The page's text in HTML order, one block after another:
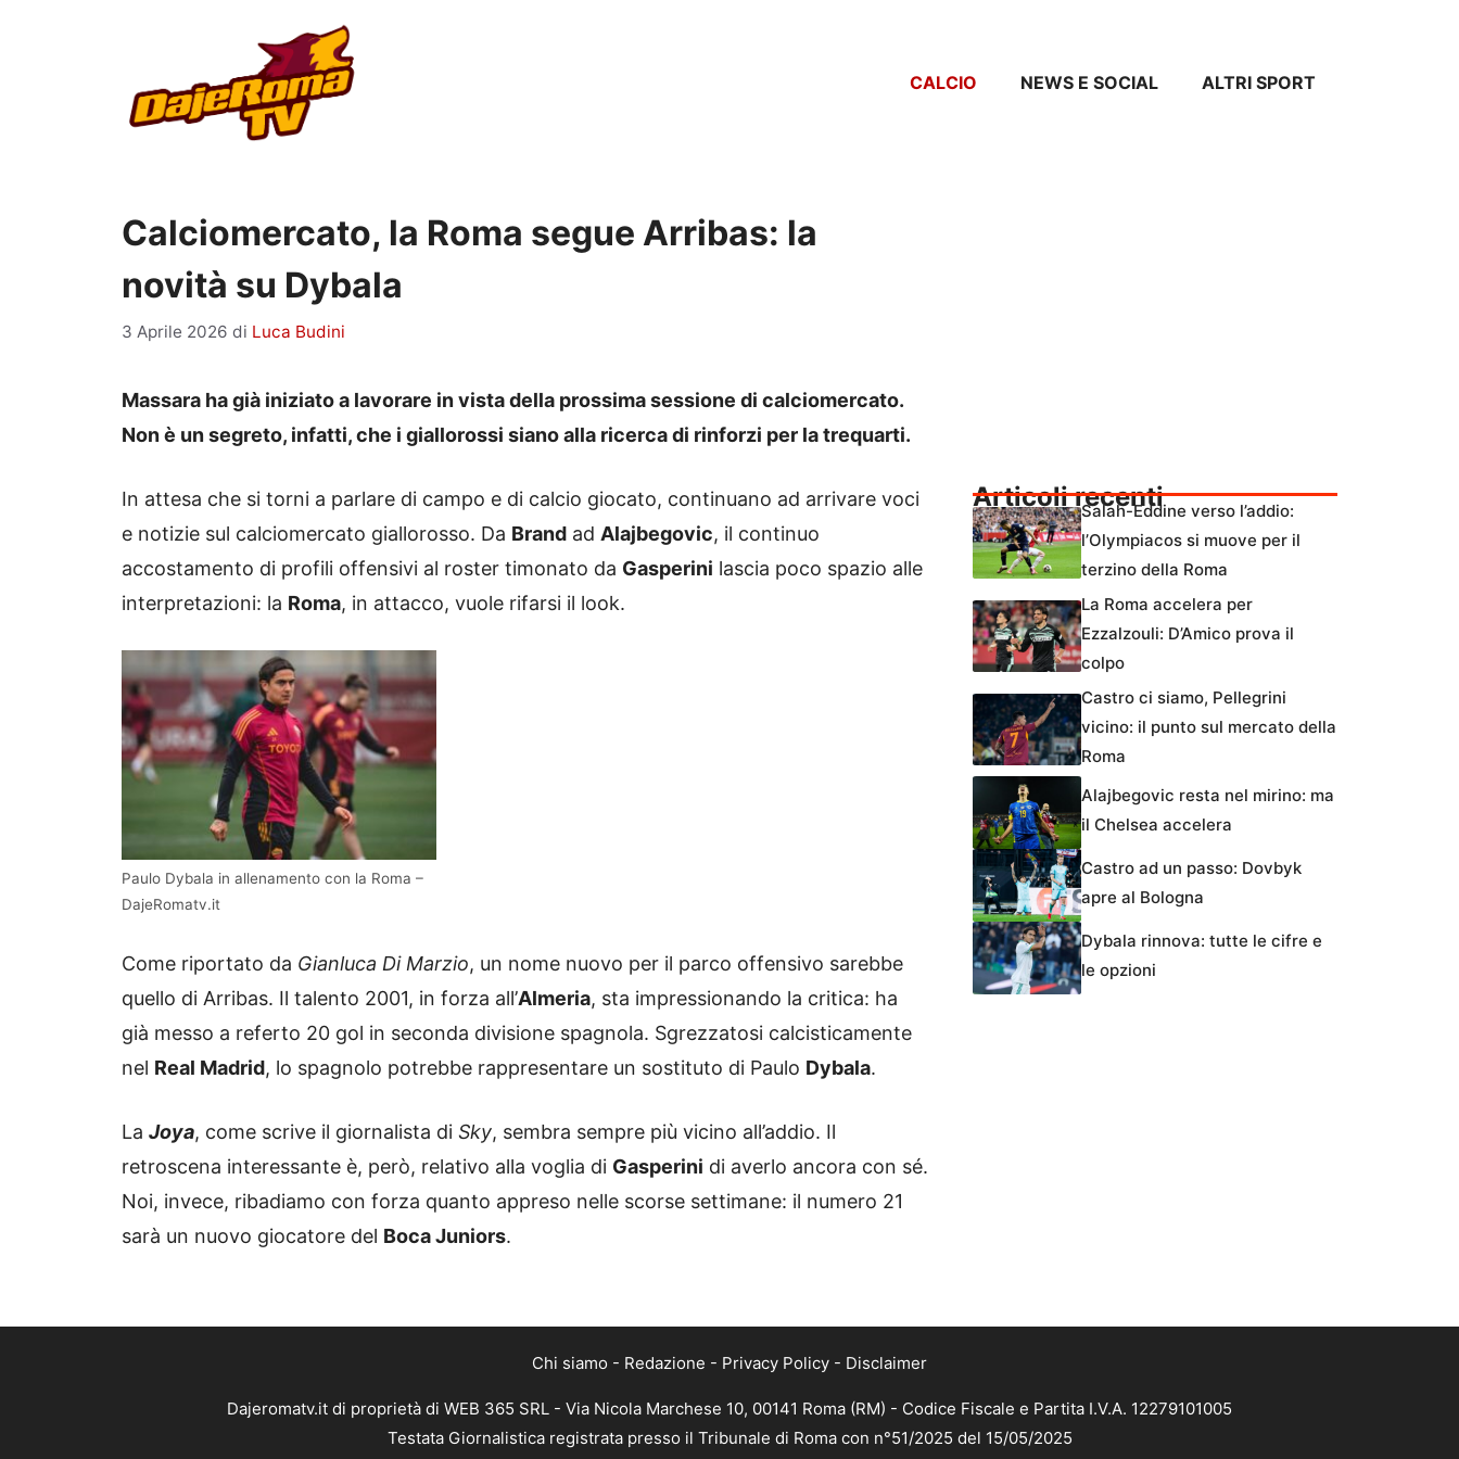
CALCIO NEWS E SOCIAL ALTRI SPORT
Calciomercato, la Roma segue Arribas: la
novità su Dybala
3 Aprile 2026 di Luca Budini
Massara ha già iniziato a lavorare in vista della prossima sessione di calciomercato.
Non è un segreto, infatti, che i giallorossi siano alla ricerca di rinforzi per la trequarti.
In attesa che si torni a parlare di campo e di calcio giocato, continuano ad arrivare voci
e notizie sul calciomercato giallorosso. Da Brand ad Alajbegovic, il continuo
accostamento di profili offensivi al roster timonato da Gasperini lascia poco spazio alle
interpretazioni: la Roma, in attacco, vuole rifarsi il look.
Paulo Dybala in allenamento con la Roma –
DajeRomatv.it
Come riportato da Gianluca Di Marzio, un nome nuovo per il parco offensivo sarebbe
quello di Arribas. Il talento 2001, in forza all’Almeria, sta impressionando la critica: ha
già messo a referto 20 gol in seconda divisione spagnola. Sgrezzatosi calcisticamente
nel Real Madrid, lo spagnolo potrebbe rappresentare un sostituto di Paulo Dybala.
La Joya, come scrive il giornalista di Sky, sembra sempre più vicino all’addio. Il
retroscena interessante è, però, relativo alla voglia di Gasperini di averlo ancora con sé.
Noi, invece, ribadiamo con forza quanto appreso nelle scorse settimane: il numero 21
sarà un nuovo giocatore del Boca Juniors.
Articoli recentiSalah-Eddine verso l’addio:
l’Olympiacos si muove per il
terzino della Roma
La Roma accelera per
Ezzalzouli: D’Amico prova il
colpo
Castro ci siamo, Pellegrini
vicino: il punto sul mercato della
Roma
Alajbegovic resta nel mirino: ma
il Chelsea accelera
Castro ad un passo: Dovbyk
apre al Bologna
Dybala rinnova: tutte le cifre e
le opzioni
Chi siamo - Redazione - Privacy Policy - Disclaimer
Dajeromatv.it di proprietà di WEB 365 SRL - Via Nicola Marchese 10, 00141 Roma (RM) - Codice Fiscale e Partita I.V.A. 12279101005
Testata Giornalistica registrata presso il Tribunale di Roma con n°51/2025 del 15/05/2025